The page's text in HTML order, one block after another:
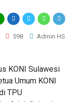
598 Admin HS
KONI Sulawesi
Umum KONI
TPU